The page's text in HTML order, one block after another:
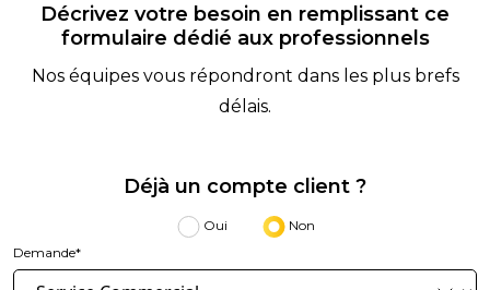
Décrivez votre besoin en remplissant ce
formulaire dédié aux professionnels
Nos équipes vous répondront dans les plus brefs
délais.
Déjà un compte client ?
Oui
Non
Demande*